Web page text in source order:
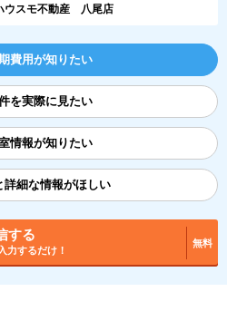
ウスモ不動産 八尾店
費用が知りたい
を実際に見たい
情報が知りたい
詳細な情報がほしい
する
力するだけ！
無料